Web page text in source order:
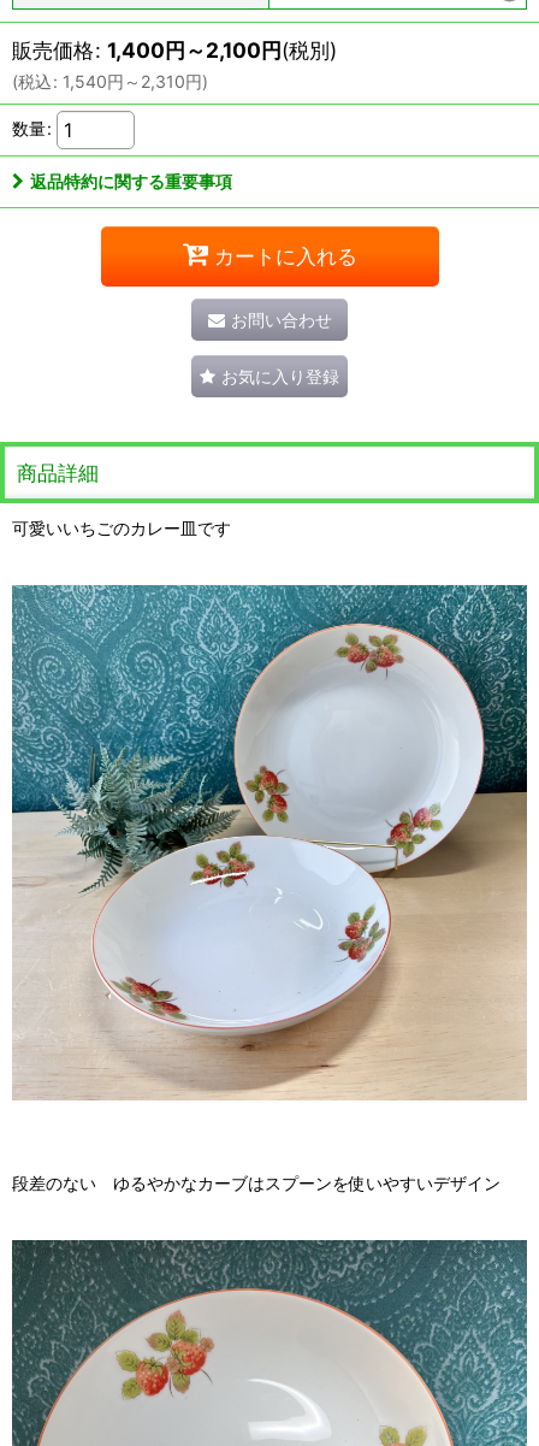
販売価格: 1,400円～2,100円(税別)
(税込: 1,540円 ～2,310円)
数量:
返品特約に関する重要事項
カートに入れる
お問い合わせ
お気に入り登録
商品詳細
可愛いいちごのカレー皿です
段差のない ゆるやかなカーブはスプーンを使いやすいデザイン